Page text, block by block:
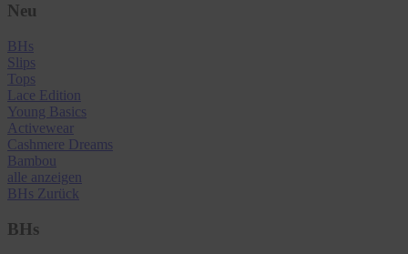
Neu
BHs
Slips
Tops
Lace Edition
Young Basics
Activewear
Cashmere Dreams
Bambou
alle anzeigen
BHs Zurück
BHs